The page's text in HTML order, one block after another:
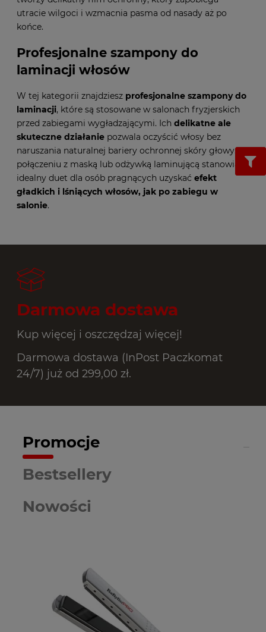
utracie wilgoci i wzmacnia pasma od nasady aż po
końce.
Profesjonalne szampony do
laminacji włosów
W tej kategorii znajdziesz profesjonalne szampony do
laminacji, które są stosowane w salonach fryzjerskich
przed zabiegami wygładzającymi. Ich delikatne ale
skuteczne działanie pozwala oczyścić włosy bez
naruszania naturalnej bariery ochronnej skóry głowy. W
połączeniu z maską lub odżywką laminującą stanowią
idealny duet dla osób pragnących uzyskać efekt
gładkich i lśniących włosów, jak po zabiegu w
salonie.
Darmowa dostawa
Kup więcej i oszczędzaj więcej!
Darmowa dostawa (InPost Paczkomat
24/7) już od 299,00 zł.
Promocje
Nowości
Bestsellery